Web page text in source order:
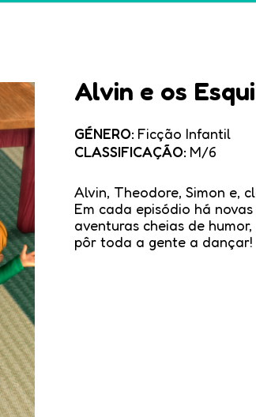
Alvin e os
GÉNERO: Ficção Infantil
CLASSIFICAÇÃO: M/6
Alvin, Theodore, Simon e,
Em cada episódio há
aventuras cheias de
pôr toda a gente a dançar!